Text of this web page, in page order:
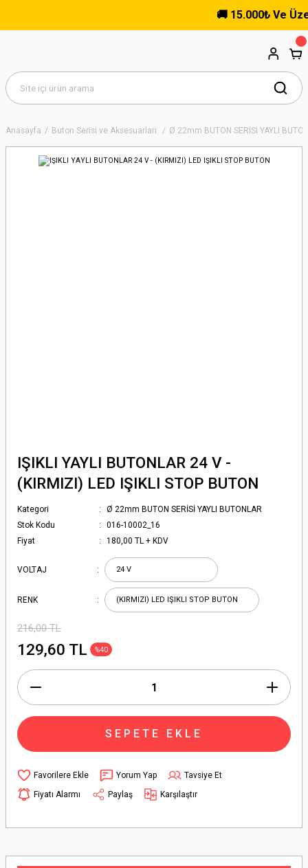
🚚 15.000₺ Ve
Anasayfa Buton Serisi ve Aksesuarları. Ø 22mm BUTON SERİSİ YAYLI
IŞIKLI YAYLI BUTONLAR 24 V -
(KIRMIZI) LED IŞIKLI STOP BUTON
Kategori
Ø 22mm BUTON SERİSİ YAYLI BUTONLAR
Stok Kodu
016-10002_16
Fiyat
180,00 TL + KDV
VOLTAJ
RENK
216,00 TL
129,60 TL %40
SEPETE EKLE
Yorum Yap
Tavsiye Et
Fiyatı Alarmı
Paylaş Karşılaştır